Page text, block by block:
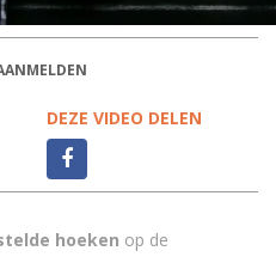
DEZE VIDEO DELEN
hoeken op de